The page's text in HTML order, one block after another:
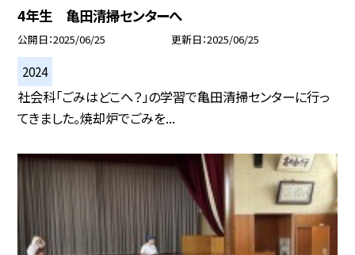
4年生 亀田清掃センターへ
公開日 2025/06/25 更新日 2025/06/25
2024
社会科「ごみはどこへ？」の学習で亀田清掃センターに行っ
てきました。焼却炉でごみを...